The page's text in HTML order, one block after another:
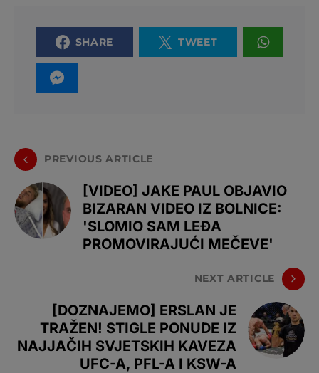
SHARE TWEET
PREVIOUS ARTICLE
[VIDEO] JAKE PAUL OBJAVIO
BIZARAN VIDEO IZ BOLNICE:
'SLOMIO SAM LEĐA
PROMOVIRAJUĆI MEČEVE'
NEXT ARTICLE
[DOZNAJEMO] ERSLAN JE
TRAŽEN! STIGLE PONUDE IZ
NAJJAČIH SVJETSKIH KAVEZA
UFC-A, PFL-A I KSW-A